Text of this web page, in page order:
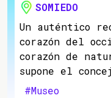
SOMIEDO
Un auténtico
corazón del
corazón de
supone el
#Museo